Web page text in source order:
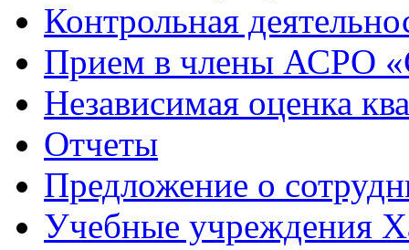
Контрольная
Прием в члены АСРО
Независимая оценка
Отчеты
Предложение о
Учебные учреждения